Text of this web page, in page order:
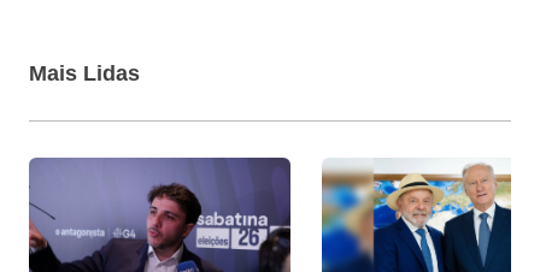
Mais Lidas